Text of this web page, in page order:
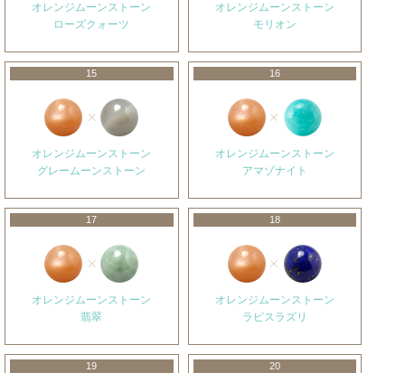
オレンジムーンストーン
ローズクォーツ
オレンジムーンストーン
モリオン
15
オレンジムーンストーン
グレームーンストーン
16
オレンジムーンストーン
アマゾナイト
17
オレンジムーンストーン
翡翠
18
オレンジムーンストーン
ラピスラズリ
19 20